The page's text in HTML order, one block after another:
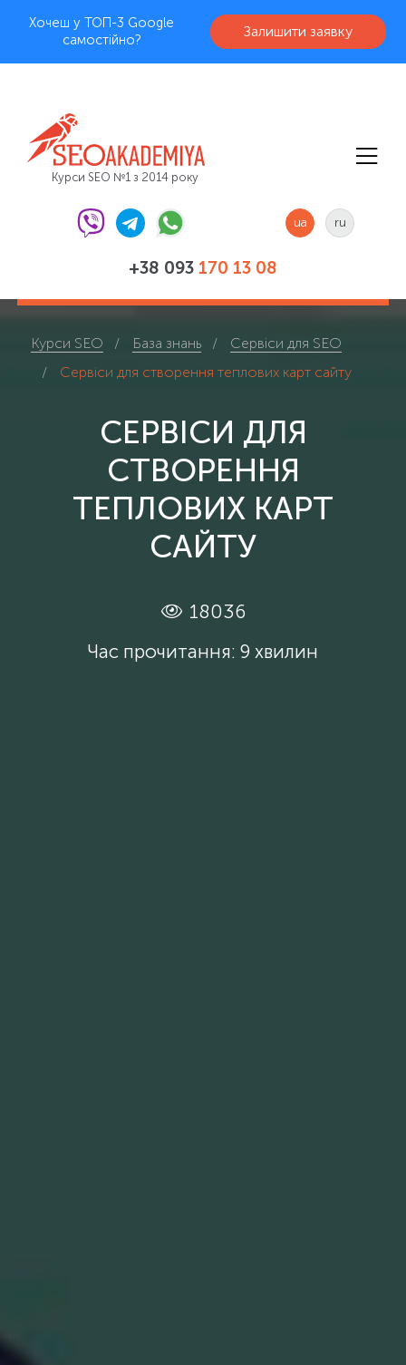
Хочеш у ТОП-3 Google
самостійно?
Залишити заявку
Курси SEO №1 з 2014 року
+38 093 170 13 08
ua ru
Курси SEO База знань
Сервіси для SEO
Сервіси для створення теплових карт сайту
СЕРВІСИ ДЛЯ
СТВОРЕННЯ
ТЕПЛОВИХ КАРТ
САЙТУ
18036
Час прочитання: 9 хвилин